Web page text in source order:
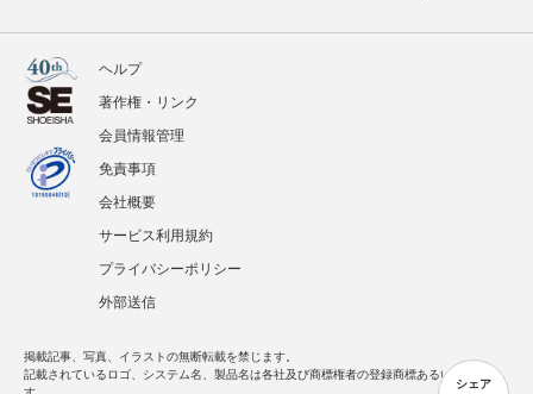
シェア
ヘルプ
著作権・リンク
会員情報管理
免責事項
会社概要
サービス利用規約
プライバシーポリシー
外部送信
掲載記事、写真、イラストの無断転載を禁じます。
記載されているロゴ、システム名、製品名は各社及び商標権者の登録商標あるいは商標で